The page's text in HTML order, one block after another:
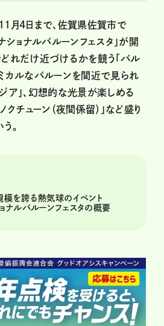
月4日まで、佐賀県佐賀市で
ショナルバルーンフェスタ」が開
れだけ近づけるかを競う「バル
カルなバルーンを間近で見られ
ア」、幻想的な光景が楽しめる
クチューン（夜間係留）」など盛り
。
を誇る熱気球のイベント
ナルバルーンフェスタの概要